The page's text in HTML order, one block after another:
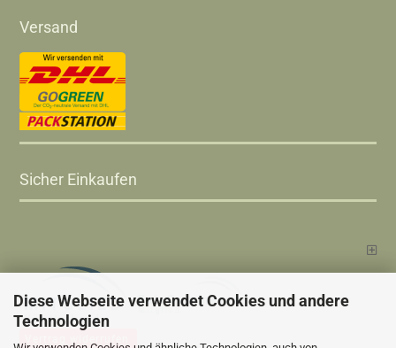
Diese Webseite verwendet Cookies und andere
Technologien
Versand
Sicher Einkaufen